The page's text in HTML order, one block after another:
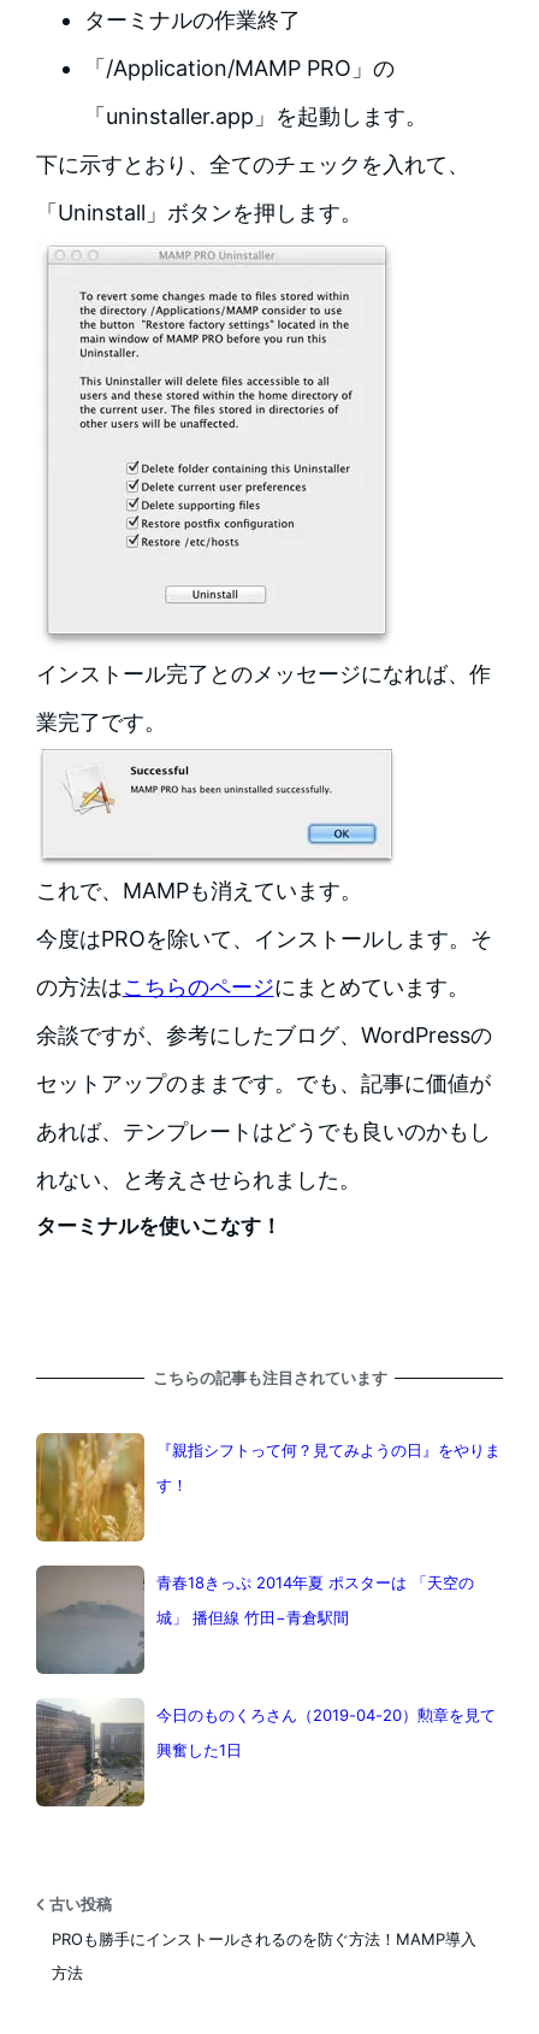
ターミナルの作業終了
「/Application/MAMP PRO」の
「uninstaller.app」を起動します。
下に示すとおり、全てのチェックを入れて、
「Uninstall」ボタンを押します。
インストール完了とのメッセージになれば、作
業完了です。
これで、MAMPも消えています。
今度はPROを除いて、インストールします。そ
の方法はこちらのページにまとめています。
余談ですが、参考にしたブログ、WordPressの
セットアップのままです。でも、記事に価値が
あれば、テンプレートはどうでも良いのかもし
れない、と考えさせられました。
ターミナルを使いこなす！
こちらの記事も注目されています
『親指シフトって何？見てみようの日』をやりま
す！
青春18きっぷ 2014年夏 ポスターは 「天空の
城」 播但線 竹田−青倉駅間
今日のものくろさん（2019-04-20）勲章を見て
興奮した1日
古い投稿
PROも勝手にインストールされるのを防ぐ方法！MAMP導入
方法